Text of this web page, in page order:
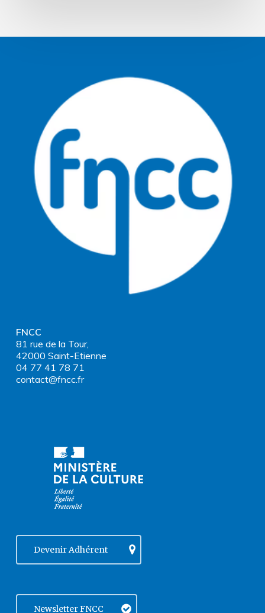
FNCC
81 rue de la Tour,
42000 Saint-Etienne
04 77 41 78 71
contact@fncc.fr
Devenir Adhérent
Newsletter FNCC